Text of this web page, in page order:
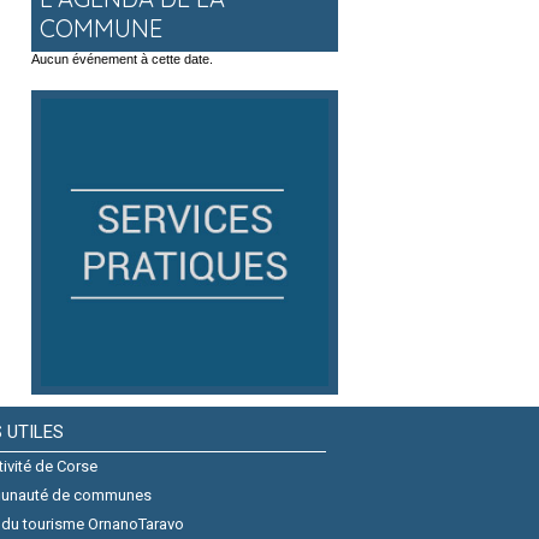
COMMUNE
Aucun événement à cette date.
UTILES
de Corse
de communes
tourisme OrnanoTaravo